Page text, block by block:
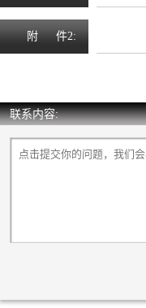
附 件2:
联系内容: